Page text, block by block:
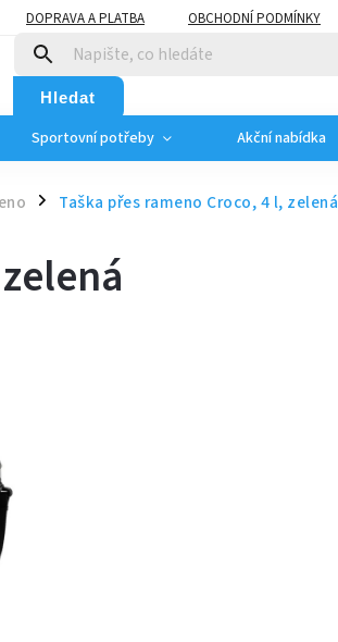
DOPRAVA A PLATBA OBCHODNÍ PODMÍNKY
Hledat
Sportovní potřeby Akční nabídka
/ Taška přes rameno Croco, 4 l, zelená